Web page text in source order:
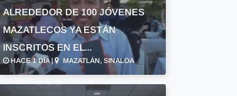
ALREDEDOR DE 100 JÓVENES
MAZATLECOS YA ESTÁN
INSCRITOS EN EL...
HACE 1 DÍA | MAZATLÁN, SINALOA